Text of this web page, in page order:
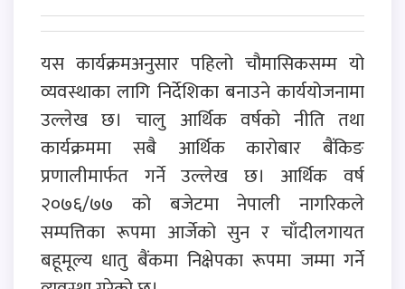
यस कार्यक्रमअनुसार पहिलो चौमासिकसम्म यो
व्यवस्थाका लागि निर्देशिका बनाउने कार्ययोजनामा
उल्लेख छ। चालु आर्थिक वर्षको नीति तथा
कार्यक्रममा सबै आर्थिक कारोबार बैंकिङ
प्रणालीमार्फत गर्ने उल्लेख छ। आर्थिक वर्ष
२०७६/७७ को बजेटमा नेपाली नागरिकले
सम्पत्तिका रूपमा आर्जेको सुन र चाँदीलगायत
बहूमूल्य धातु बैंकमा निक्षेपका रूपमा जम्मा गर्ने